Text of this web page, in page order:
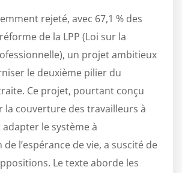
rejeté, avec 67,1 % des
de la LPP (Loi sur la
un projet ambitieux
le deuxième pilier du
Ce projet, pourtant conçu
la couverture des travailleurs à
le système à
de l’espérance de vie, a suscité de
Le texte aborde les